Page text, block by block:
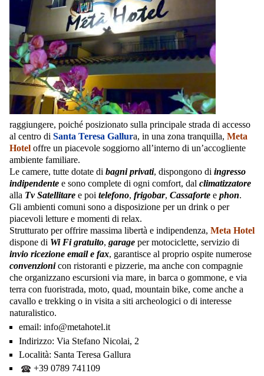
raggiungere, poiché posizionato sulla principale strada di accesso
al centro di Santa Teresa Gallura, in una zona tranquilla, Meta
Hotel offre un piacevole soggiorno all’interno di un’accogliente
ambiente familiare.
Le camere, tutte dotate di bagni privati, dispongono di ingresso
indipendente e sono complete di ogni comfort, dal climatizzatore
alla Tv Satellitare e poi telefono, frigobar, Cassaforte e phon.
Gli ambienti comuni sono a disposizione per un drink o per
piacevoli letture e momenti di relax.
Strutturato per offrire massima libertà e indipendenza, Meta Hotel
dispone di Wi Fi gratuito, garage per motociclette, servizio di
invio ricezione email e fax, garantisce al proprio ospite numerose
convenzionicon ristoranti e pizzerie, ma anche con compagnie
che organizzano escursioni via mare, in barca o gommone, e via
terra con fuoristrada, moto, quad, mountain bike, come anche a
cavallo e trekking o in visita a siti archeologici o di interesse
naturalistico.
email: info@metahotel.it
Indirizzo: Via Stefano Nicolai, 2
Località: Santa Teresa Gallura
+39 0789 741109